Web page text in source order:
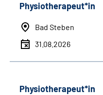
Physiotherapeut*in
Bad Steben
31.08.2026
Physiotherapeut*in